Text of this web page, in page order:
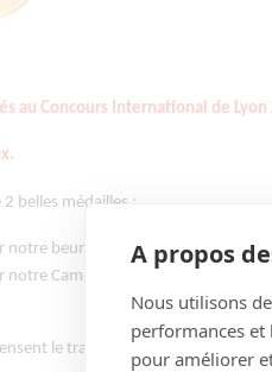
au Concours International de
belles médailles :
notre beurre de baratte demi-sel
notre Camembert de Normandie AOP
le travail de nos producteurs
A propos
Nous utilisons
performances
pour améliorer